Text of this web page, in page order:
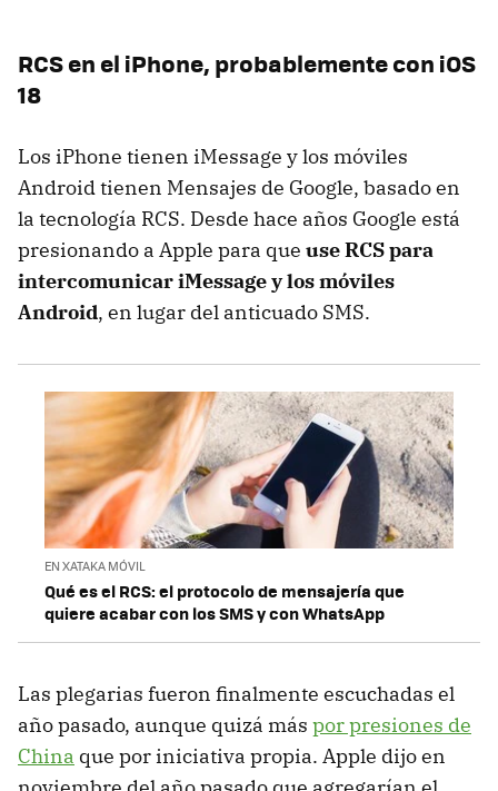
RCS en el iPhone, probablemente con iOS
18
Los iPhone tienen iMessage y los móviles
Android tienen Mensajes de Google, basado en
la tecnología RCS. Desde hace años Google está
presionando a Apple para que use RCS para
intercomunicar iMessage y los móviles
Android, en lugar del anticuado SMS.
EN XATAKA MÓVIL
Qué es el RCS: el protocolo de mensajería que
quiere acabar con los SMS y con WhatsApp
Las plegarias fueron finalmente escuchadas el
año pasado, aunque quizá más por presiones de
China que por iniciativa propia. Apple dijo en